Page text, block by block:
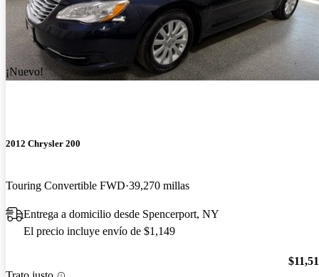
¡Nuevo!
2012 Chrysler 200
Touring Convertible FWD 39,270 millas
Entrega a domicilio desde Spencerport, NY
El precio incluye envío de $1,149